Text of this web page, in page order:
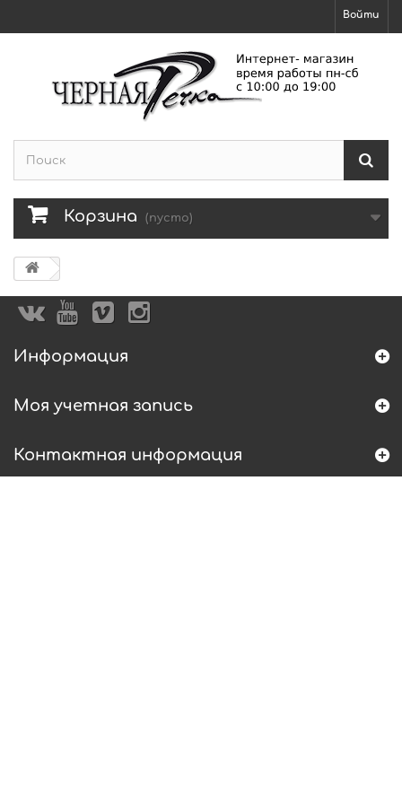
Войти
Корзина (пусто)
Информация
Моя учетная запись
Контактная информация